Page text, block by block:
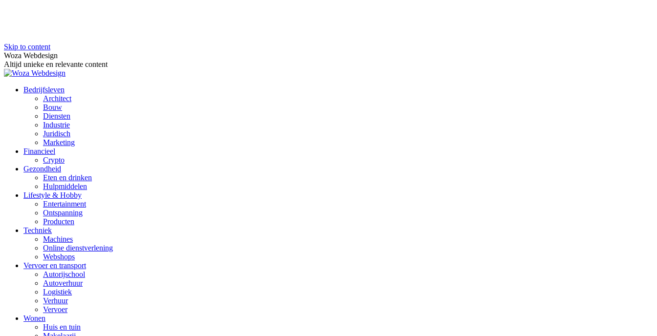
Skip to content
Woza Webdesign
Altijd unieke en relevante content
Bedrijfsleven
Architect
Bouw
Diensten
Industrie
Juridisch
Marketing
Financieel
Crypto
Gezondheid
Eten en drinken
Hulpmiddelen
Lifestyle & Hobby
Entertainment
Ontspanning
Producten
Techniek
Machines
Online dienstverlening
Webshops
Vervoer en transport
Autorijschool
Autoverhuur
Logistiek
Verhuur
Vervoer
Wonen
Huis en tuin